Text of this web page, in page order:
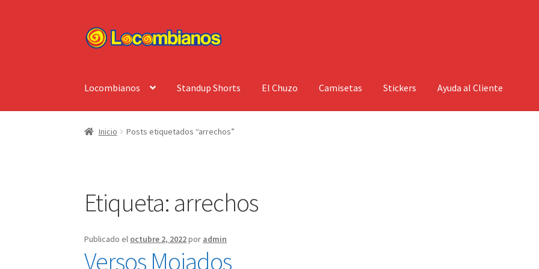
Ir
a
Ir
al
Locombianos Standup Shorts El Chuzo Camisetas Stickers Ayuda al Cliente
Inicio Posts etiquetados “arrechos”
Etiqueta: arrechos
Publicado el octubre 2, 2022por admin
Versos Mojados